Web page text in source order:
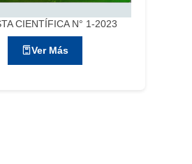
CIENTÍFICA N° 1-2023
Ver Más